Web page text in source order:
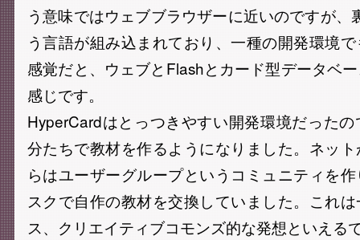
う意味ではウェブブラウザーに近いのですが、
う言語が組み込まれており、一種の開発環境
感覚だと、ウェブとFlashとカード型データベ
感じです。
HyperCardはとっつきやすい開発環境だった
分たちで教材を作るようになりました。ネッ
らはユーザーグループというコミュニティを
スクで自作の教材を交換していました。これ
ス、クリエイティブコモンズ的な発想といえる